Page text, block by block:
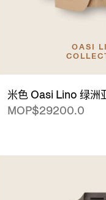
OASI
米色 Oasi Lino 绿洲
MOP$29200.0